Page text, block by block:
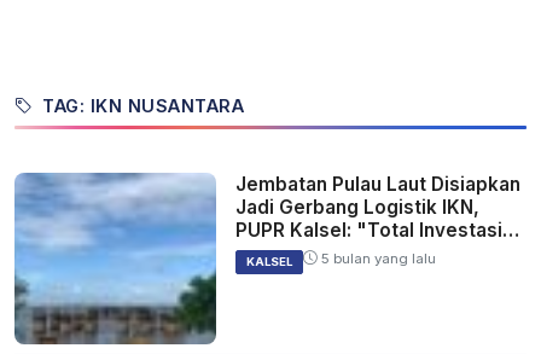
TAG: IKN NUSANTARA
Jembatan Pulau Laut Disiapkan
Jadi Gerbang Logistik IKN,
PUPR Kalsel: "Total Investasi
Rp5 Triliun!"
KALSEL 5 bulan yang lalu